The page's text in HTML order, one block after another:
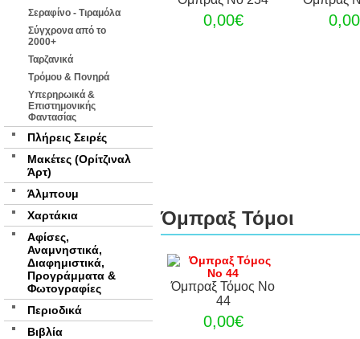
0,00€
Όμπραξ Τόμοι
Όμπραξ Τόμος Νο
44
0,00€
Σεραφίνο - Τιραμόλα
Σύγχρονα από το
2000+
Ταρζανικά
Τρόμου & Πονηρά
Υπερηρωικά &
Επιστημονικής
Φαντασίας
Πλήρεις Σειρές
Μακέτες (Ορίτζιναλ
Άρτ)
Άλμπουμ
Χαρτάκια
Αφίσες,
Αναμνηστικά,
Διαφημιστικά,
Προγράμματα &
Φωτογραφίες
Περιοδικά
Βιβλία